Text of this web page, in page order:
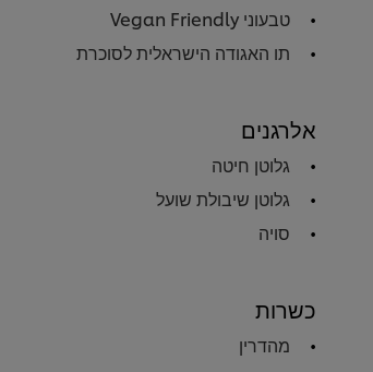
טבעוני Vegan Friendly
תו האגודה הישראלית לסוכרת
אלרגנים
גלוטן חיטה
גלוטן שיבולת שועל
סויה
כשרות
מהדרין